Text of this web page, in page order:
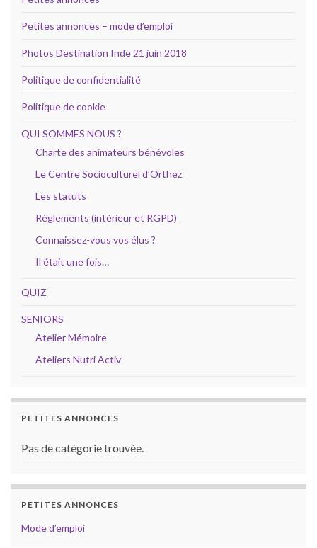
Petites annonces – mode d’emploi
Photos Destination Inde 21 juin 2018
Politique de confidentialité
Politique de cookie
QUI SOMMES NOUS ?
Charte des animateurs bénévoles
Le Centre Socioculturel d’Orthez
Les statuts
Règlements (intérieur et RGPD)
Connaissez-vous vos élus ?
Il était une fois…
QUIZ
SENIORS
Atelier Mémoire
Ateliers Nutri Activ’
PETITES ANNONCES
Pas de catégorie trouvée.
PETITES ANNONCES
Mode d’emploi